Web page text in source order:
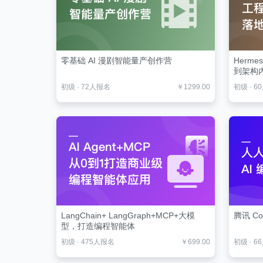
零基础 AI 漫剧智能量产创作营
初级 · 72人报名 ￥1299.00
到架构
初级 · 60
LangChain+ LangGraph+MCP+大模
型，打造编程智能体
初级 · 475人报名 ￥699.00
腾讯
初级 · 66